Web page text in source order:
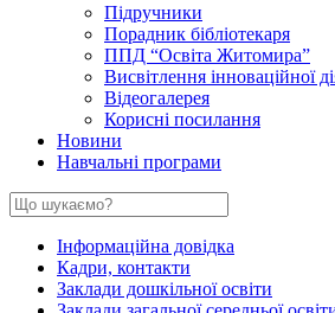
Підручники
Порадник бібліотекаря
ППД “Освіта Житомира”
Висвітлення інноваційної
Відеогалерея
Корисні посилання
Новини
Навчальні програми
Інформаційна довідка
Кадри, контакти
Заклади дошкільної освіти